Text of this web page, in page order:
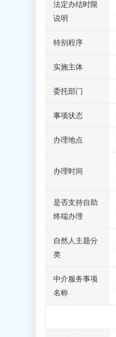
法定办结时限
说明
特别程序
实施主体
委托部门
事项状态
办理地点
办理时间
是否支持自助
终端办理
自然人主题分
类
中介服务事项
名称